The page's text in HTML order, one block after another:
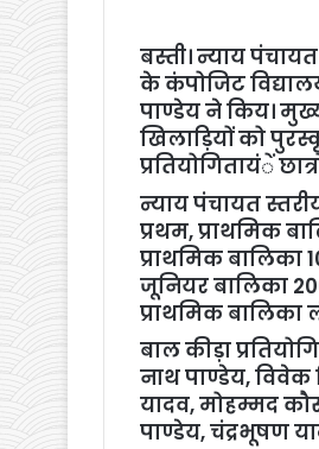
बस्ती। न्याय
के कंपोजिट
पाण्डेय ने किय।
खिलाड़ियों को
प्रतियोगितायंें
न्याय पंचायत
प्रथम, प्राथमिक
प्राथमिक बालिका
जूनियर बालिका
प्राथमिक बालिका
बाल कीड़ा
नाथ पाण्डेय, विवेक
यादव, मोहम्मद
पाण्डेय, चंद्रभूषण